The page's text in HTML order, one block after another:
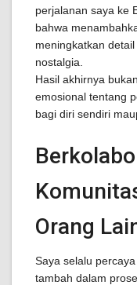
perjalanan saya ke
bahwa
meningkatkan
nostalgia.
Hasil akhirnya
emosional tentang
bagi diri sendiri
Orang
Saya selalu
tambah dalam